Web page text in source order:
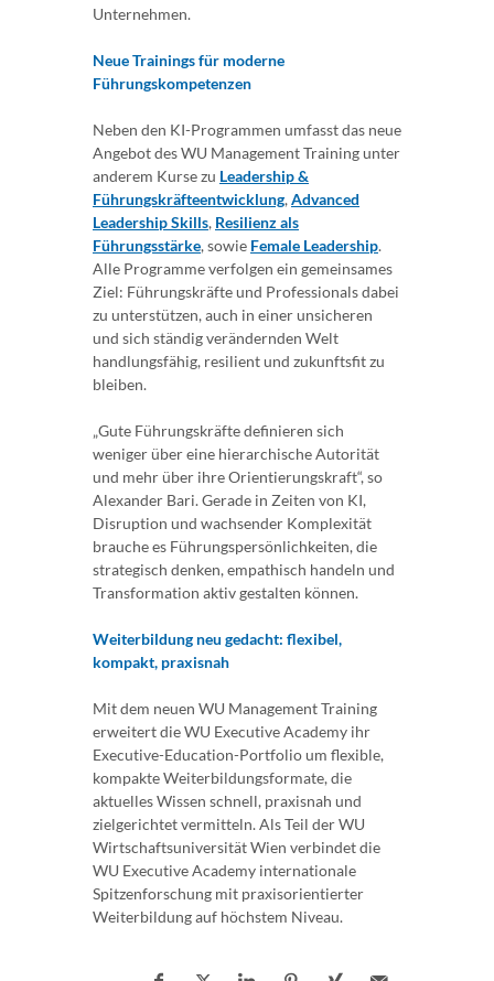
Unternehmen.
Neue Trainings für moderne
Führungskompetenzen
Neben den KI-Programmen umfasst das neue
Angebot des WU Management Training unter
anderem Kurse zu Leadership &
Führungskräfteentwicklung,Advanced
Leadership Skills, Resilienz als
Führungsstärke, sowie Female Leadership.
Alle Programme verfolgen ein gemeinsames
Ziel: Führungskräfte und Professionals dabei
zu unterstützen, auch in einer unsicheren
und sich ständig verändernden Welt
handlungsfähig, resilient und zukunftsfit zu
bleiben.
„Gute Führungskräfte definieren sich
weniger über eine hierarchische Autorität
und mehr über ihre Orientierungskraft“, so
Alexander Bari. Gerade in Zeiten von KI,
Disruption und wachsender Komplexität
brauche es Führungspersönlichkeiten, die
strategisch denken, empathisch handeln und
Transformation aktiv gestalten können.
Weiterbildung neu gedacht: flexibel,
kompakt, praxisnah
Mit dem neuen WU Management Training
erweitert die WU Executive Academy ihr
Executive-Education-Portfolio um flexible,
kompakte Weiterbildungsformate, die
aktuelles Wissen schnell, praxisnah und
zielgerichtet vermitteln. Als Teil der WU
Wirtschaftsuniversität Wien verbindet die
WU Executive Academy internationale
Spitzenforschung mit praxisorientierter
Weiterbildung auf höchstem Niveau.